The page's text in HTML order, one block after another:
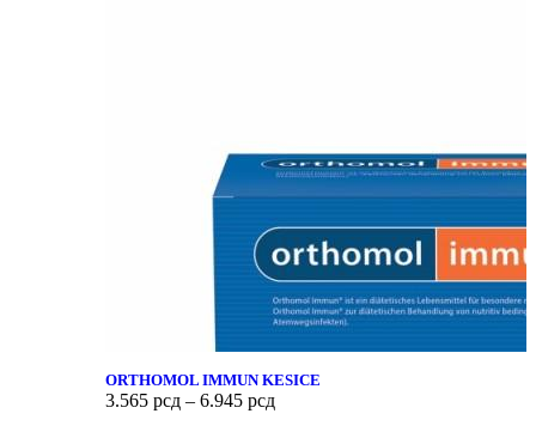
ORTHOMOL IMMUN KESICE
3.565 рсд – 6.945 рсд